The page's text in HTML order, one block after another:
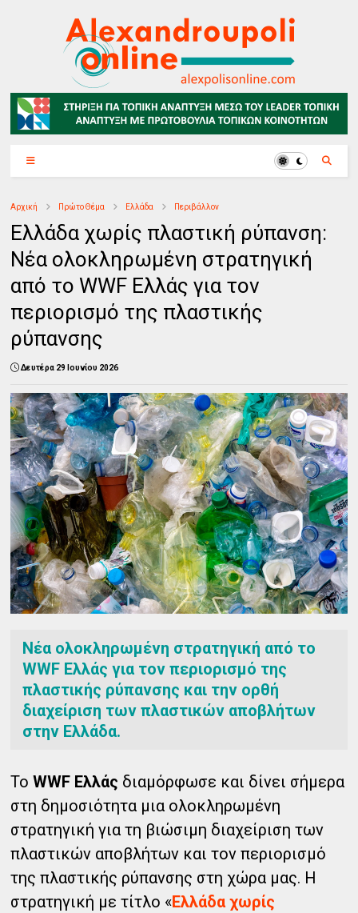
Αρχική Πρώτο Θέμα Ελλάδα Περιβάλλον
Ελλάδα χωρίς πλαστική ρύπανση:
Νέα ολοκληρωμένη στρατηγική
από το WWF Ελλάς για τον
περιορισμό της πλαστικής
ρύπανσης
Δευτέρα 29 Ιουνίου 2026
Νέα ολοκληρωμένη στρατηγική από το
WWF Ελλάς για τον περιορισμό της
πλαστικής ρύπανσης και την ορθή
διαχείριση των πλαστικών αποβλήτων
στην Ελλάδα.
ΤοWWF Ελλάς διαμόρφωσε και δίνει σήμερα
στη δημοσιότητα μια ολοκληρωμένη
στρατηγική για τη βιώσιμη διαχείριση των
πλαστικών αποβλήτων και τον περιορισμό
της πλαστικής ρύπανσης στη χώρα μας. Η
στρατηγική με τίτλο «Ελλάδα χωρίς